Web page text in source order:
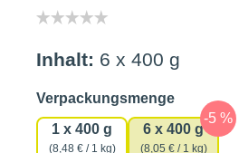
Inhalt: 6 x 400 g
Verpackungsmenge
1 x 400 g
(8,48 € / 1 kg)
6 x 400 g
(8,05 € / 1 kg)